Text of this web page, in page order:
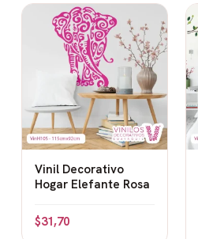
Vinil Decorativo
Hogar Elefante Rosa
$31,70